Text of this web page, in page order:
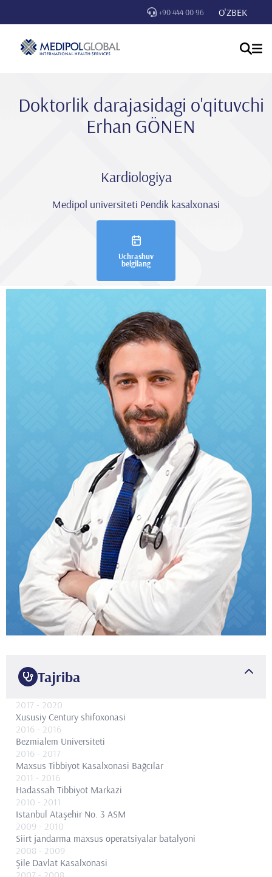
+90 444 00 96 O'ZBEK
Doktorlik darajasidagi o'qituvchi
Erhan GÖNEN
Kardiologiya
Medipol universiteti Pendik kasalxonasi
Uchrashuv
belgilang
Tajriba
2017 - 2020
Xususiy Century shifoxonasi
2016 - 2016
Bezmialem Universiteti
2016 - 2017
Maxsus Tibbiyot Kasalxonasi Bağcılar
2011 - 2016
Hadassah Tibbiyot Markazi
2010 - 2011
Istanbul Ataşehir No. 3 ASM
2009 - 2010
Siirt jandarma maxsus operatsiyalar batalyoni
2008 - 2009
Şile Davlat Kasalxonasi
2007 - 2008